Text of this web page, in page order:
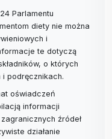
Parlamentu
diety nie można
i
te dotyczą
o których
podręcznikach.
oświadczeń
informacji
źródeł
działanie